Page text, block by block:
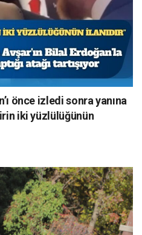
önce izledi sonra yanına
iki yüzlülüğünün